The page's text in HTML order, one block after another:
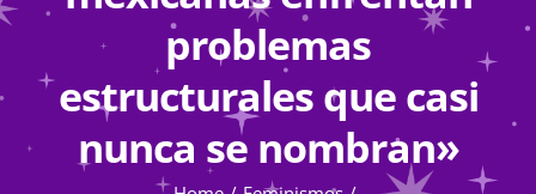
Nosotras
Programas
problemas
estructurales que casi
nunca se nombran»